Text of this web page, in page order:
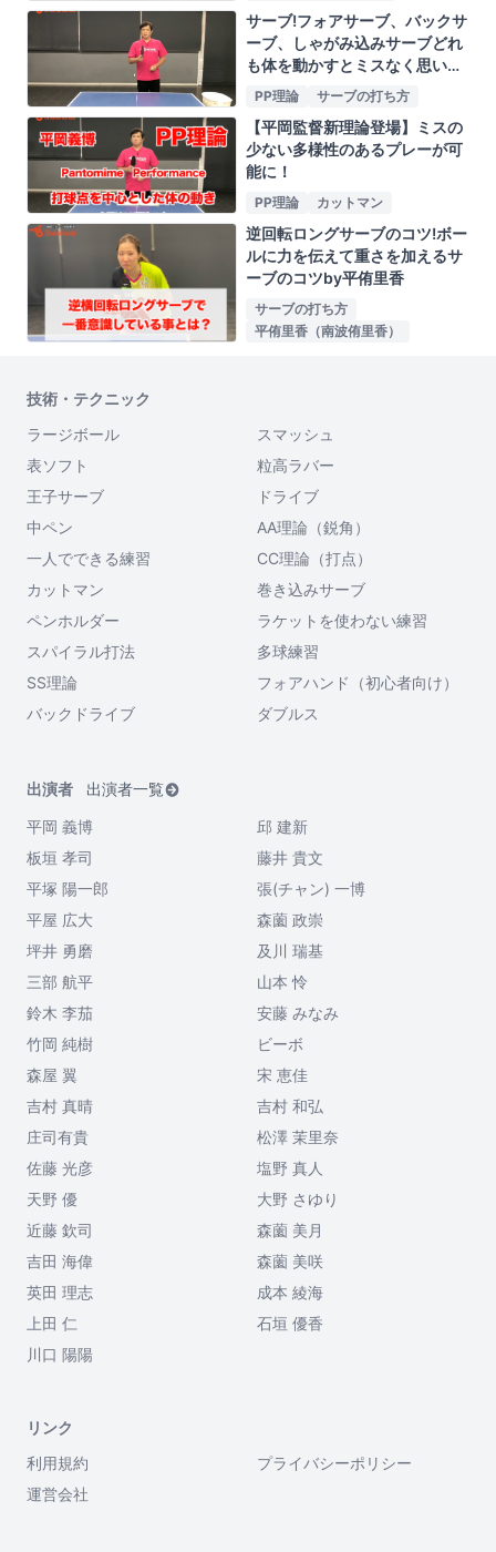
サーブ!フォアサーブ、バックサ
ーブ、しゃがみ込みサーブどれ
も体を動かすとミスなく思いっ
きり振れるby平岡義博
PP理論 サーブの打ち方
【平岡監督新理論登場】ミスの
少ない多様性のあるプレーが可
能に！
PP理論 カットマン
逆回転ロングサーブのコツ!ボー
ルに力を伝えて重さを加えるサ
ーブのコツby平侑里香
サーブの打ち方
平侑里香（南波侑里香）
技術・テクニック
ラージボール
スマッシュ
表ソフト
粒高ラバー
王子サーブ
ドライブ
中ペン
AA理論（鋭角）
一人でできる練習
CC理論（打点）
カットマン
巻き込みサーブ
ペンホルダー
ラケットを使わない練習
スパイラル打法
多球練習
SS理論
フォアハンド（初心者向け）
バックドライブ
ダブルス
出演者
出演者一覧
平岡 義博
邱 建新
板垣 孝司
藤井 貴文
平塚 陽一郎
張(チャン) 一博
平屋 広大
森薗 政崇
坪井 勇磨
及川 瑞基
三部 航平
山本 怜
鈴木 李茄
安藤 みなみ
竹岡 純樹
ビーボ
森屋 翼
宋 恵佳
吉村 真晴
吉村 和弘
庄司有貴
松澤 茉里奈
佐藤 光彦
塩野 真人
天野 優
大野 さゆり
近藤 欽司
森薗 美月
吉田 海偉
森薗 美咲
英田 理志
成本 綾海
上田 仁
石垣 優香
川口 陽陽
リンク
利用規約
プライバシーポリシー
運営会社